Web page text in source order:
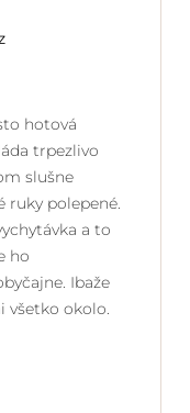
hotová
trpezlivo
slušne
ruky polepené.
a to
ho
Ibaže
všetko okolo.